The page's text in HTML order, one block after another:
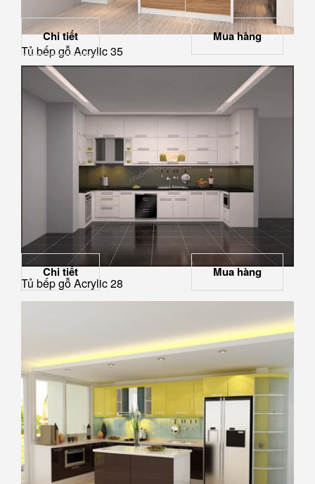
Tủ bếp gỗ Acrylic 35
Chi tiết Mua hàng
Tủ bếp gỗ Acrylic 28
Chi tiết Mua hàng